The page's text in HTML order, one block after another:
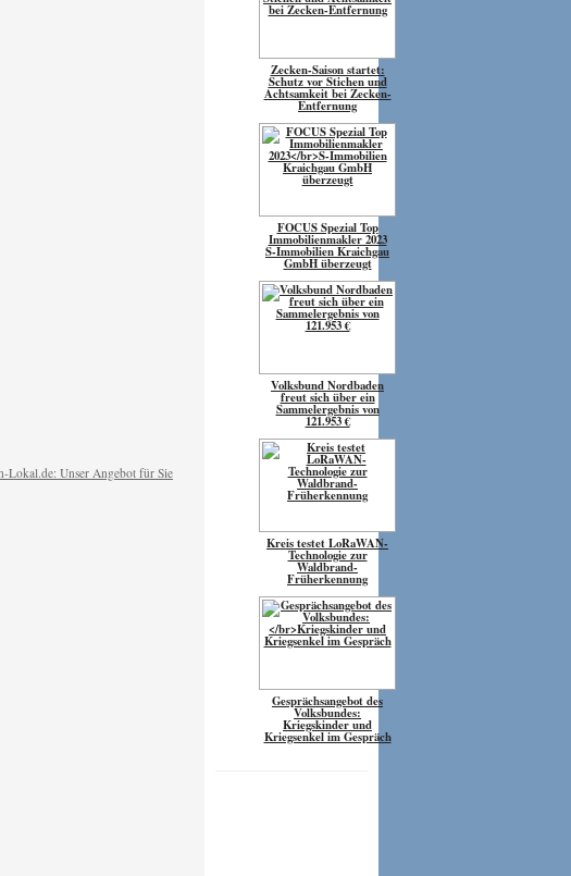
Zecken-Saison startet:
Schutz vor Stichen und
Achtsamkeit bei Zecken-
Entfernung
FOCUS Spezial Top
Immobilienmakler 2023
S-Immobilien Kraichgau
GmbH überzeugt
Volksbund Nordbaden
freut sich über ein
Sammelergebnis von
121.953 €
Kreis testet LoRaWAN-
Technologie zur
Waldbrand-
Früherkennung
Gesprächsangebot des
Volksbundes:
Kriegskinder und
Kriegsenkel im Gespräch